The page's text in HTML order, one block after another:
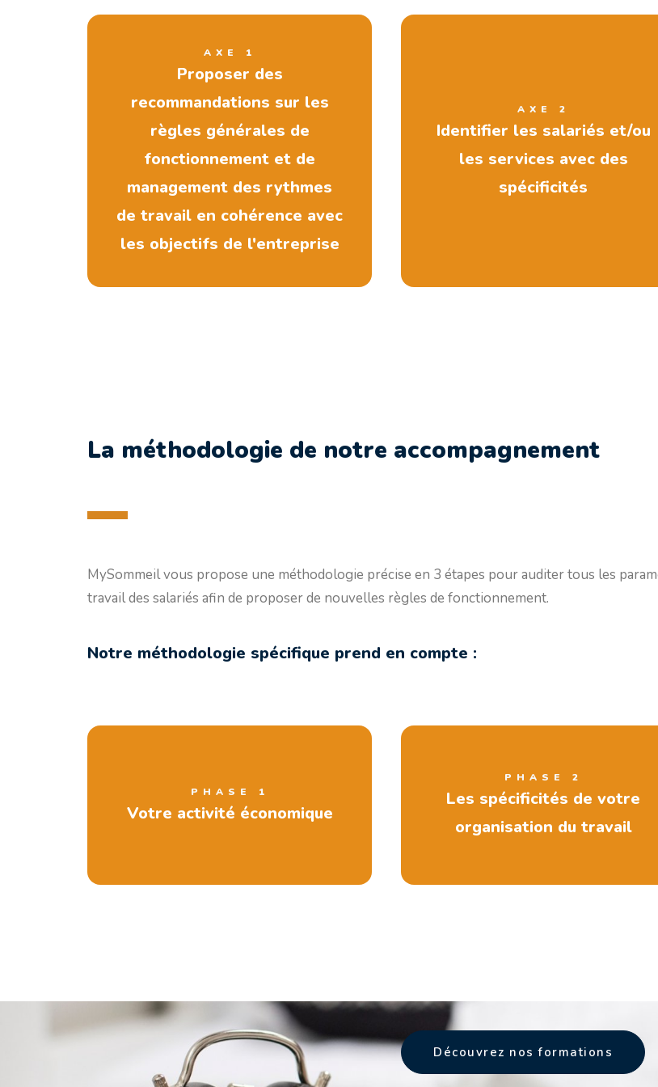
AXE 1
Proposer des
recommandations sur les
règles générales de
fonctionnement et de
management des rythmes
de travail en cohérence avec
les objectifs de l'entreprise
AXE 2
Identifier les salariés et/ou
les services avec des
spécificités
La méthodologie de notre accompagnement
MySommeil vous propose une méthodologie précise en 3 étapes pour auditer tous les
travail des salariés afin de proposer de nouvelles règles de fonctionnement.
Notre méthodologie spécifique prend en compte :
PHASE 1
Votre activité économique
PHASE 2
Les spécificités de votre
organisation du travail
Découvrez nos formations